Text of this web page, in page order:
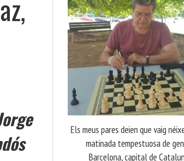
Els meus pares deien que vaig
matinada tempestuosa de
Barcelona, capital de